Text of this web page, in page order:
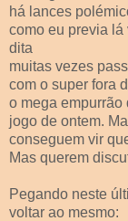
há lances
como eu previa lá
dita
muitas vezes
com o super fora
o mega empurrão
jogo de ontem.
conseguem vir
Mas querem
Pegando neste
voltar ao mesmo: